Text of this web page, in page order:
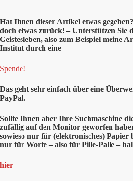
Hat Ihnen dieser Artikel etwas
doch etwas zurück! – Unterstützen Sie
Geistesleben, also zum Beispiel meine
Institut durch eine
Spende!
Das geht sehr einfach über eine
PayPal.
Sollte Ihnen aber Ihre Suchmaschine
zufällig auf den Monitor geworfen
sowieso nur für (elektronisches) Papier
nur für Worte – also für Pille-Palle –
hier